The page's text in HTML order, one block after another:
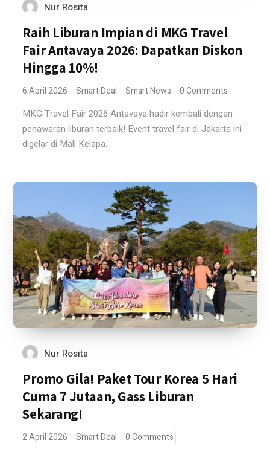
Nur Rosita
Raih Liburan Impian di MKG Travel
Fair Antavaya 2026: Dapatkan Diskon
Hingga 10%!
6 April 2026 Smart Deal Smart News 0 Comments
MKG Travel Fair 2026 Antavaya hadir kembali dengan
penawaran liburan terbaik! Event travel fair di Jakarta ini
digelar di Mall Kelapa...
Nur Rosita
Promo Gila! Paket Tour Korea 5 Hari
Cuma 7 Jutaan, Gass Liburan
Sekarang!
2 April 2026 Smart Deal 0 Comments